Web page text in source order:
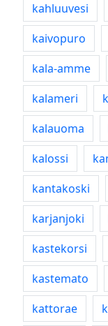
kahluuvesi
kaivopuro
kala-amme
kalameri
kalauoma
kalossi
kantakoski
karjanjoki
kastekorsi
kastemato
kattorae